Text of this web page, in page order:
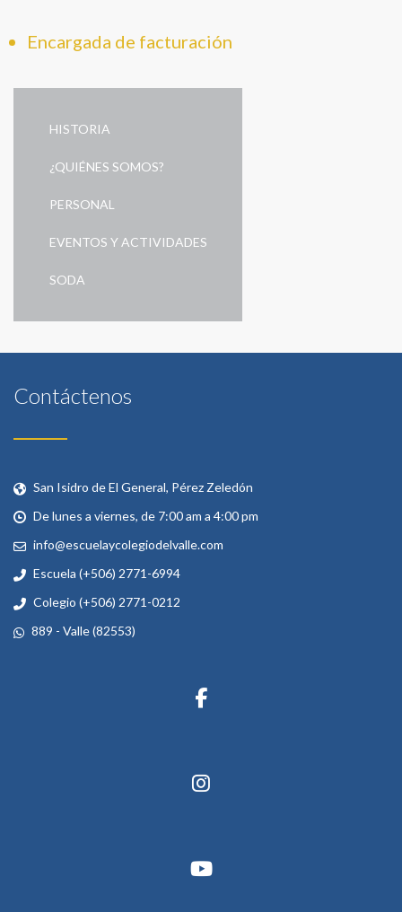
Encargada de facturación
HISTORIA
¿QUIÉNES SOMOS?
PERSONAL
EVENTOS Y ACTIVIDADES
SODA
Contáctenos
San Isidro de El General, Pérez Zeledón
De lunes a viernes, de 7:00 am a 4:00 pm
info@escuelaycolegiodelvalle.com
Escuela (+506) 2771-6994
Colegio (+506) 2771-0212
889 - Valle (82553)